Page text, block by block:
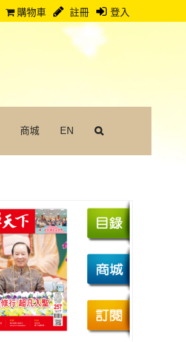
購物車 註冊 登入
商城 EN